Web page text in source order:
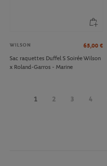
WILSON 65,00 €
Sac raquettes Duffel S Soirée Wilson
x Roland-Garros - Marine
1 2 3 4